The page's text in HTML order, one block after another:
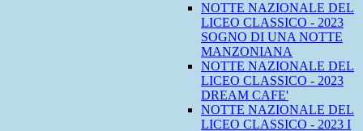
NOTTE NAZIONALE DEL
LICEO CLASSICO - 2023
SOGNO DI UNA NOTTE
MANZONIANA
NOTTE NAZIONALE DEL
LICEO CLASSICO - 2023
DREAM CAFE'
NOTTE NAZIONALE DEL
LICEO CLASSICO - 2023 I